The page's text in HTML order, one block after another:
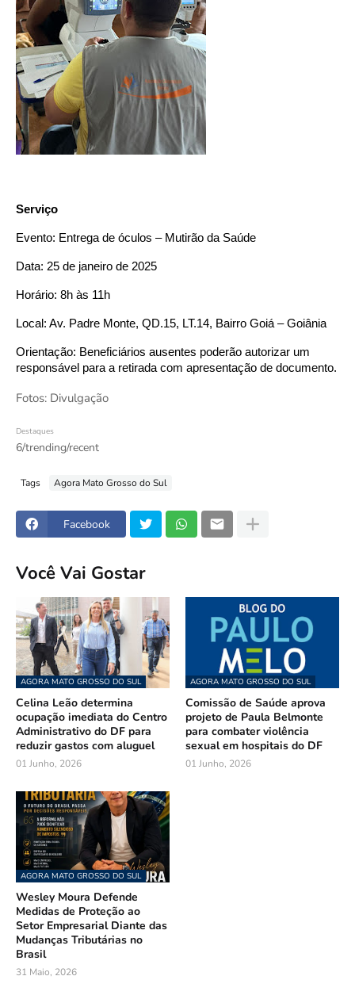
Serviço
Evento: Entrega de óculos – Mutirão da Saúde
Data: 25 de janeiro de 2025
Horário: 8h às 11h
Local: Av. Padre Monte, QD.15, LT.14, Bairro Goiá – Goiânia
Orientação: Beneficiários ausentes poderão autorizar um
responsável para a retirada com apresentação de documento.
Fotos: Divulgação
Destaques
6/trending/recent
Tags Agora Mato Grosso do Sul
Facebook
Você Vai Gostar
AGORA MATO GROSSO DO SUL
Celina Leão determina
ocupação imediata do Centro
Administrativo do DF para
reduzir gastos com aluguel
01 Junho, 2026
AGORA MATO GROSSO DO SUL
Comissão de Saúde aprova
projeto de Paula Belmonte
para combater violência
sexual em hospitais do DF
01 Junho, 2026
AGORA MATO GROSSO DO SUL
Wesley Moura Defende
Medidas de Proteção ao
Setor Empresarial Diante das
Mudanças Tributárias no
Brasil
31 Maio, 2026